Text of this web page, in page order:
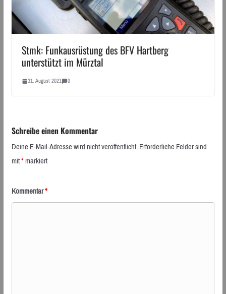
Stmk: Funkausrüstung des BFV Hartberg
unterstützt im Mürztal
31. August 2021 0
Schreibe einen Kommentar
Deine E-Mail-Adresse wird nicht veröffentlicht.Erforderliche Felder sind
mit*markiert
Kommentar*